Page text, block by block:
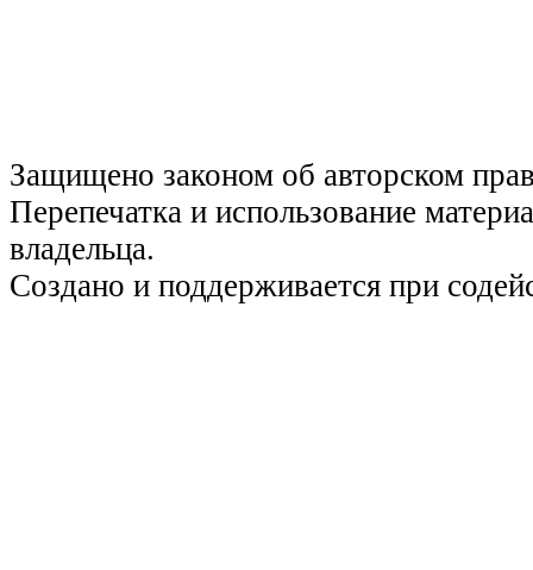
Защищено законом об авторском
Перепечатка и использование
владельца.
Создано и поддерживается при